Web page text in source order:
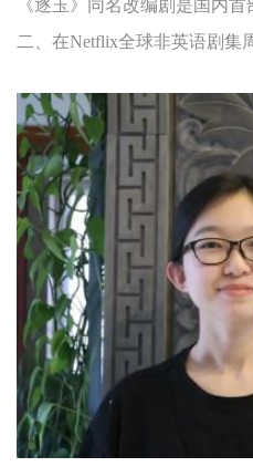
《逐玉》同名改编剧是国内
二、在Netflix全球非英语剧集